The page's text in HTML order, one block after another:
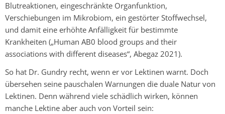
Blutreaktionen, eingeschränkte Organfunktion,
Verschiebungen im Mikrobiom, ein gestörter Stoffwechsel,
und damit eine erhöhte Anfälligkeit für bestimmte
Krankheiten („Human AB0 blood groups and their
associations with different diseases“, Abegaz 2021).
So hat Dr. Gundry recht, wenn er vor Lektinen warnt. Doch
übersehen seine pauschalen Warnungen die duale Natur von
Lektinen. Denn während viele schädlich wirken, können
manche Lektine aber auch von Vorteil sein: